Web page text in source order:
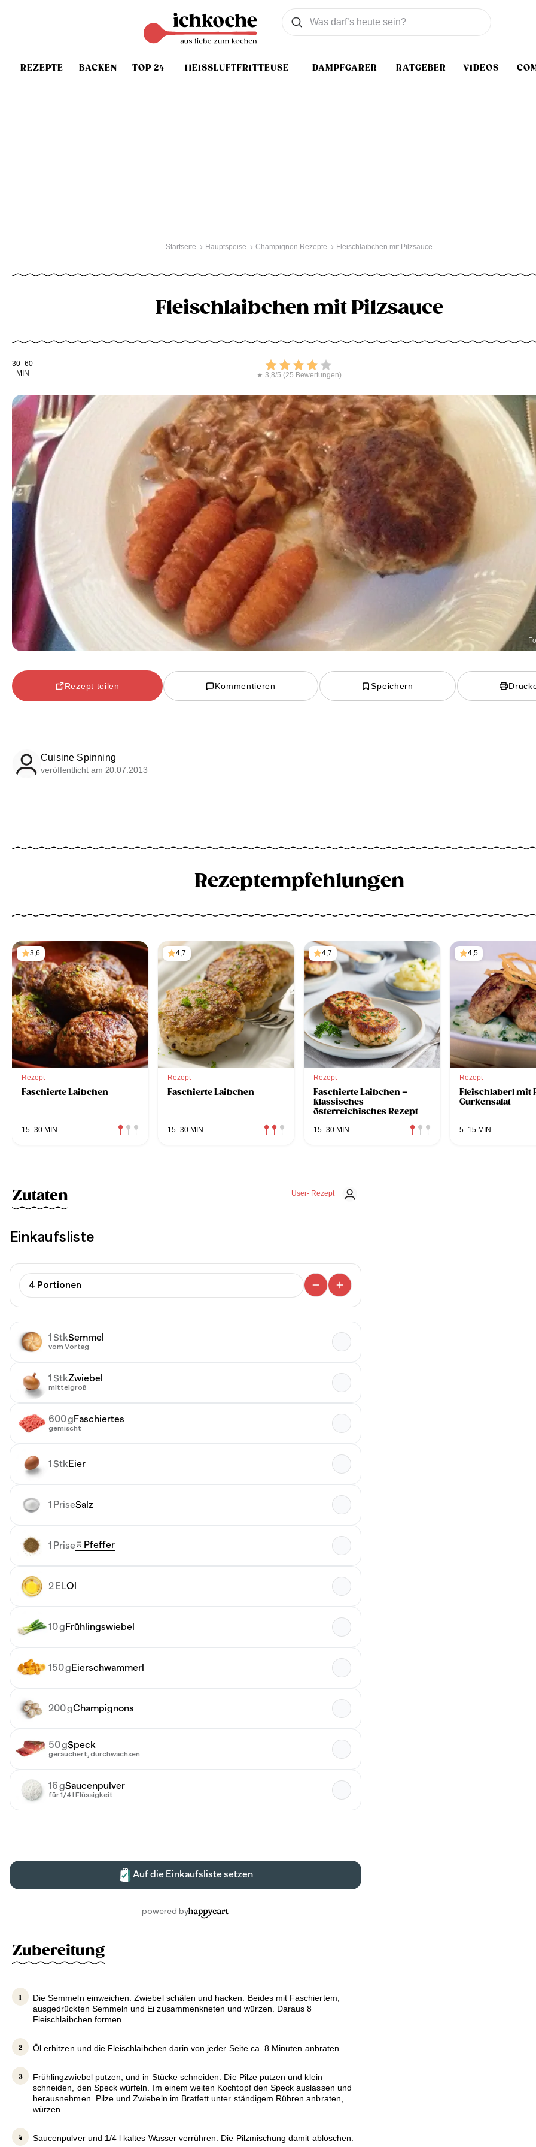
REZEPTE BACKEN TOP 24 HEISSLUFTFRITTEUSE DAMPFGARER RATGEBER VIDEOS
Was wollen Sie suchen
Suchen
Startseite Hauptspeise Champignon Rezepte Fleischlaibchen mit Pilzsauce
Fleischlaibchen mit Pilzsauce
Kochdauer
30–60
MIN
Bewerten
★ 3,8/5 (25 Bewertungen)
Rezept teilen Kommentieren Speichern
Cuisine Spinning
veröffentlicht am 20.07.2013
Rezeptempfehlungen
3,6
Rezept
Faschierte Laibchen
15–30 MIN
4,7
Rezept
Faschierte Laibchen
15–30 MIN
4,7
Rezept
Faschierte Laibchen –
klassisches
österreichisches Rezept
15–30 MIN
4,5
Rezept
Fleischlaberl mit
Gurkensalat
5–15 MIN
User- Rezept
Zutaten
Zubereitung
Die Semmeln einweichen. Zwiebel schälen und hacken. Beides mit Faschiertem,
ausgedrückten Semmeln und Ei zusammenkneten und würzen. Daraus 8
Fleischlaibchen formen.
Öl erhitzen und die Fleischlaibchen darin von jeder Seite ca. 8 Minuten anbraten.
Frühlingzwiebel putzen, und in Stücke schneiden. Die Pilze putzen und klein
schneiden, den Speck würfeln. Im einem weiten Kochtopf den Speck auslassen und
herausnehmen. Pilze und Zwiebeln im Bratfett unter ständigem Rühren anbraten,
würzen.
Saucenpulver und 1/4 l kaltes Wasser verrühren. Die Pilzmischung damit ablöschen.